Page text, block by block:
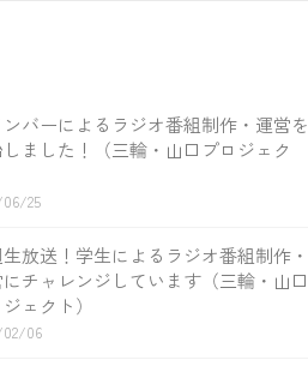
バーによるラジオ番組制作・運営を
ました！（三輪・山口プロジェク
06/25
放送！学生によるラジオ番組制作・
チャレンジしています（三輪・山口
ェクト）
02/06